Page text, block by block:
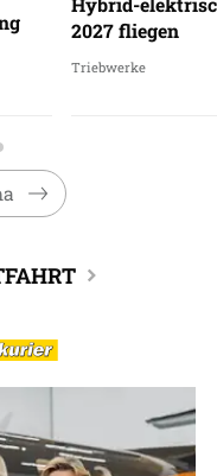
2027 fliegen
Triebwerke